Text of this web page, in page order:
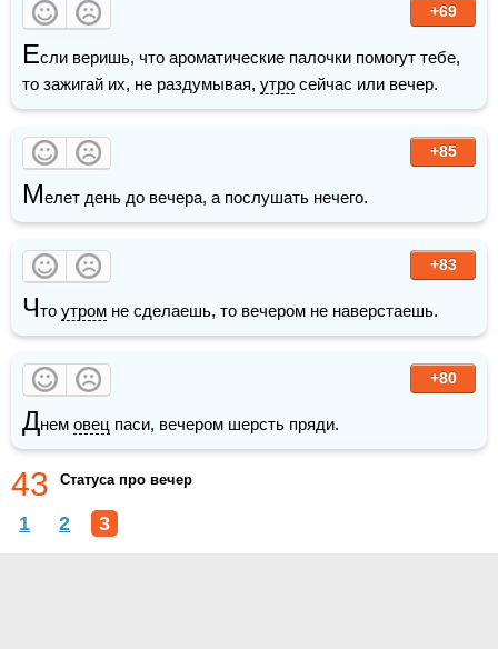
+69
Если веришь, что ароматические палочки помогут тебе,
то зажигай их, не раздумывая, утро сейчас или вечер.
+85
Мелет день до вечера, а послушать нечего.
+83
Что утром не сделаешь, то вечером не наверстаешь.
+80
Днем овец паси, вечером шерсть пряди.
43 Статуса про вечер
1 2 3